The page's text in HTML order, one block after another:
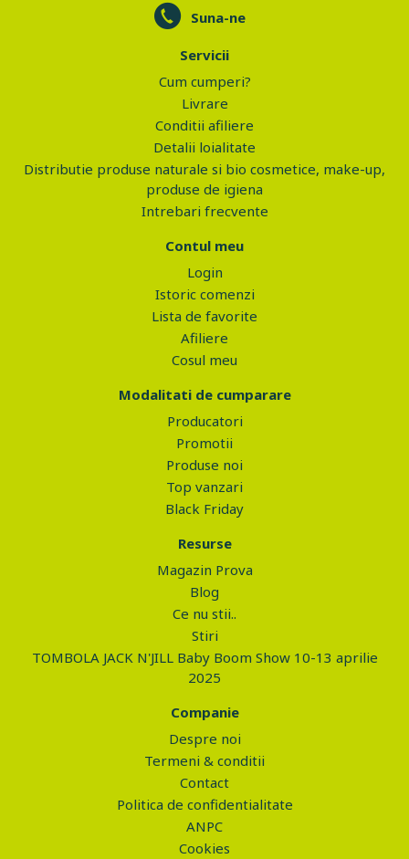
Suna-ne
Servicii
Cum cumperi?
Livrare
Conditii afiliere
Detalii loialitate
Distributie produse naturale si bio cosmetice, make-up,
produse de igiena
Intrebari frecvente
Contul meu
Login
Istoric comenzi
Lista de favorite
Afiliere
Cosul meu
Modalitati de cumparare
Producatori
Promotii
Produse noi
Top vanzari
Black Friday
Resurse
Magazin Prova
Blog
Ce nu stii..
Stiri
TOMBOLA JACK N'JILL Baby Boom Show 10-13 aprilie
2025
Companie
Despre noi
Termeni & conditii
Contact
Politica de confidentialitate
ANPC
Cookies